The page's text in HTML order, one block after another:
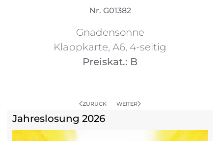
Nr. G01382
Gnadensonne
Klappkarte, A6, 4-seitig
Preiskat.: B
ZURÜCK WEITER
Jahreslosung 2026